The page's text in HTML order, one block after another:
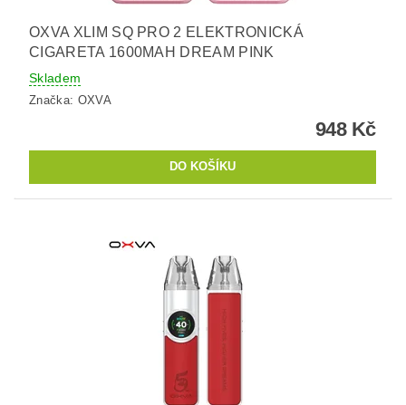
OXVA XLIM SQ PRO 2 ELEKTRONICKÁ
CIGARETA 1600MAH DREAM PINK
Skladem
Značka: OXVA
948 Kč